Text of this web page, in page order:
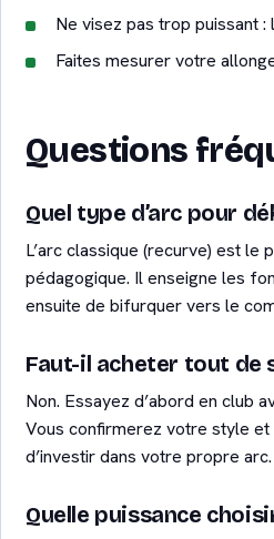
Ne visez pas trop puissant
Faites mesurer votre
Questions
Quel type d’arc pour
L’arc classique (recurve) est le
pédagogique. Il enseigne les
ensuite de bifurquer vers le
Faut-il acheter tout de
Non. Essayez d’abord en club
Vous confirmerez votre style
d’investir dans votre propre arc.
Quelle puissance